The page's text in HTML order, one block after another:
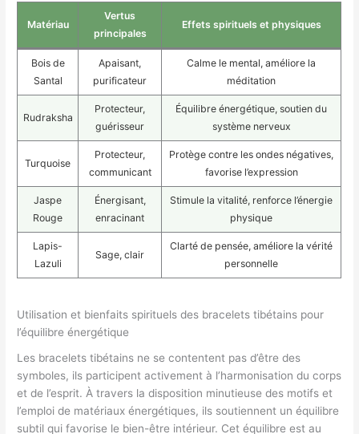
Matériau
Vertus
principales
Effets spirituels et physiques
Bois de
Santal
Apaisant,
purificateur
Calme le mental, améliore la
méditation
Rudraksha
Protecteur,
guérisseur
Équilibre énergétique, soutien du
système nerveux
Turquoise
Protecteur,
communicant
Protège contre les ondes négatives,
favorise l’expression
Jaspe
Rouge
Énergisant,
enracinant
Stimule la vitalité, renforce l’énergie
physique
Lapis-
Lazuli
Sage, clair
Clarté de pensée, améliore la vérité
personnelle
Utilisation et bienfaits spirituels des bracelets tibétains pour
l’équilibre énergétique
Les bracelets tibétains ne se contentent pas d’être des
symboles, ils participent activement à l’harmonisation du corps
et de l’esprit. À travers la disposition minutieuse des motifs et
l’emploi de matériaux énergétiques, ils soutiennent un équilibre
subtil qui favorise le bien-être intérieur. Cet équilibre est au